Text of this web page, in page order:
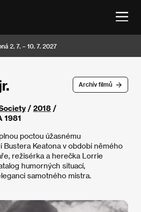
2. 7. – 10. 7. 2027
Archív filmů
/ 2018 /
1981
poctou úžasnému
Bustera Keatona v období němého
režisérka a herečka Lorrie
humorných situací,
samotného mistra.